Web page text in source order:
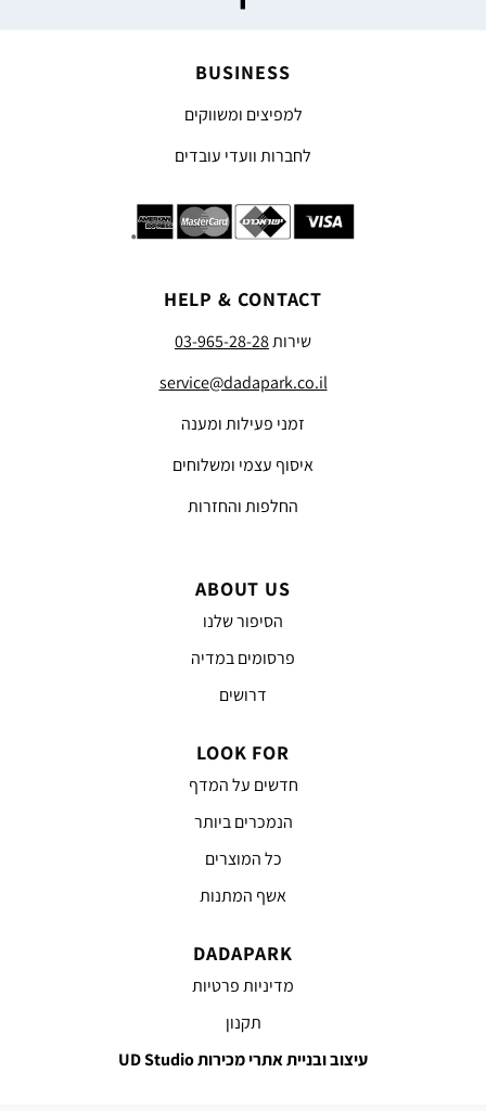
BUSINESS
למפיצים ומשווקים
לחברות וועדי עובדים
HELP & CONTACT
שירות03-965-28-28
service@dadapark.co.il
זמני פעילות ומענה
איסוף עצמי ומשלוחים
החלפות והחזרות
ABOUT US
הסיפור שלנו
פרסומים במדיה
דרושים
LOOK FOR
חדשים על המדף
הנמכרים ביותר
כל המוצרים
אשף המתנות
DADAPARK
מדיניות פרטיות
תקנון
עיצוב ובניית אתרי מכירות UD Studio